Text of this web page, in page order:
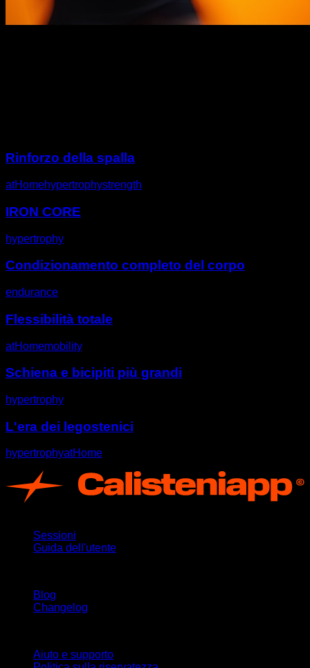
Rinforzo della spalla
atHomehypertrophystrength
IRON CORE
hypertrophy
Condizionamento completo del corpo
endurance
Flessibilità totale
atHomemobility
Schiena e bicipiti più grandi
hypertrophy
L'era dei legostenici
hypertrophyatHome
Sessioni
Guida dell'utente
Blog
Changelog
Aiuto e supporto